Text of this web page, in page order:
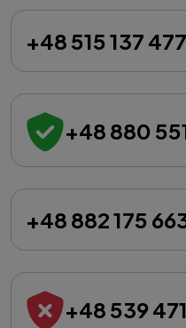
+48 515 137 477
+48 880
+48 882 175
+48 539